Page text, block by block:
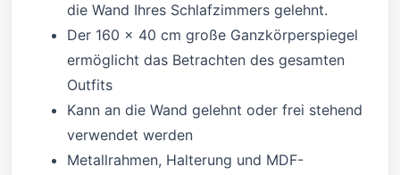
die Wand Ihres Schlafzimmers gelehnt.
Der 160 x 40 cm große Ganzkörperspiegel
ermöglicht das Betrachten des gesamten
Outfits
Kann an die Wand gelehnt oder frei stehend
verwendet werden
Metallrahmen, Halterung und MDF-